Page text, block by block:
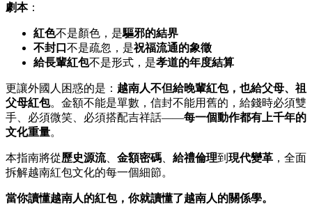
劇本：
紅色不是顏色，是驅邪的結界
不封口 不是疏忽，是祝福流通的象徵
給長輩紅包不是形式，是孝道的年度結算
更讓外國人困惑的是： 越南人不但給晚輩紅包，也給父母、祖
父母紅包。金額不能是單數，信封不能用舊的，給錢時必須雙
手、必須微笑、必須搭配吉祥話——每一個動作都有上千年的
文化重量。
本指南將從歷史源流、 金額密碼 給禮倫理到 現代變革 ，全面
拆解越南紅包文化的每一個細節。
當你讀懂越南人的紅包，你就讀懂了越南人的關係學。